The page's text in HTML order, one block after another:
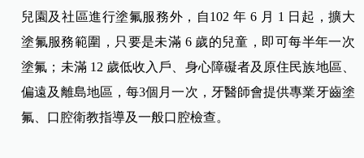
兒園及社區進行塗氟服務外，自102 年 6 月 1 日起，擴大
塗氟服務範圍，只要是未滿 6 歲的兒童，即可每半年一次
塗氟；未滿 12 歲低收入戶、身心障礙者及原住民族地區、
偏遠及離島地區，每3個月一次，牙醫師會提供專業牙齒塗
氟、口腔衛教指導及一般口腔檢查。